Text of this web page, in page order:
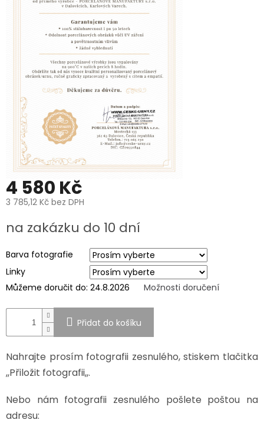
VÝROBĚ
VÝROBĚ
FOTOGRAFIÍ
NA
HROB
PÉČE
A
ČIŠTĚNÍ
POHŘEBNÍCH
UREN
A
FOTOGRAFIÍ
NA
MANUFAKTURA
SPOLUPRÁCE
S
Výměna
Napište
CZK
/
4 580 Kč
3 785,12 Kč bez DPH
cena:
na zakázku do 10 dní
Barva fotografie
Linky
Můžeme doručit do: 24.8.2026 Možnosti doručení
Přidat do košíku
Nahrajte prosím fotografii zesnulého, stiskem tlačitka
,,Přiložit fotografii,,.
Nebo nám fotografii zesnulého pošlete poštou na
adresu: